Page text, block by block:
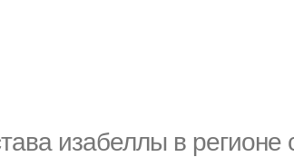
изабеллы в регионе